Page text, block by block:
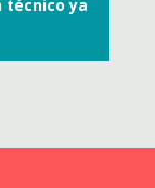
técnico ya